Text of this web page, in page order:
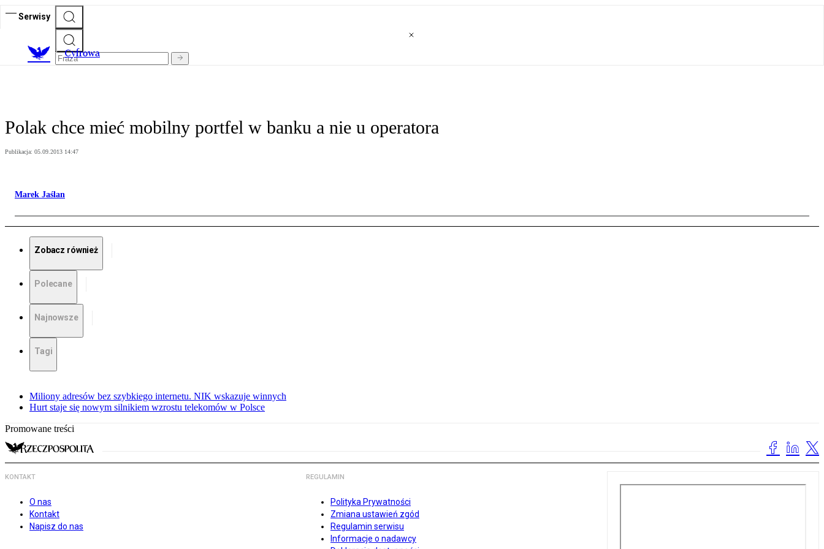
Serwisy
Cyfrowa
Polak chce mieć mobilny portfel w banku a nie u operatora
Publikacja: 05.09.2013 14:47
Marek Jaślan
Zobacz również
Polecane
Najnowsze
Tagi
Miliony adresów bez szybkiego internetu. NIK wskazuje winnych
Hurt staje się nowym silnikiem wzrostu telekomów w Polsce
Promowane treści
KONTAKT
O nas
Kontakt
Napisz do nas
REGULAMIN
Polityka Prywatności
Zmiana ustawień zgód
Regulamin serwisu
Informacje o nadawcy